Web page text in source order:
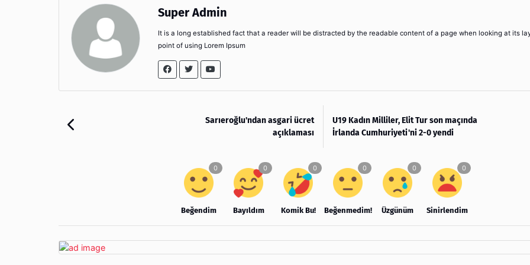
Super Admin
It is a long established fact that a reader will be distracted by the readable content of a page when looking at its
point of using Lorem Ipsum
Sarıeroğlu'ndan asgari ücret
açıklaması
U19 Kadın Milliler, Elit Tur son maçında
İrlanda Cumhuriyeti'ni 2-0 yendi
Beğendim Bayıldım Komik Bu! Beğenmedim! Üzgünüm Sinirlendim